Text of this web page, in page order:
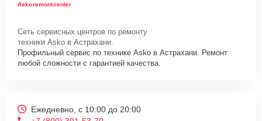
Askoremontcenter
Сеть сервисных центров по ремонту
техники Asko в Астрахани.
Профильный сервис по технике Asko в Астрахани. Ремонт
любой сложности с гарантией качества.
Ежедневно, с 10:00 до 20:00